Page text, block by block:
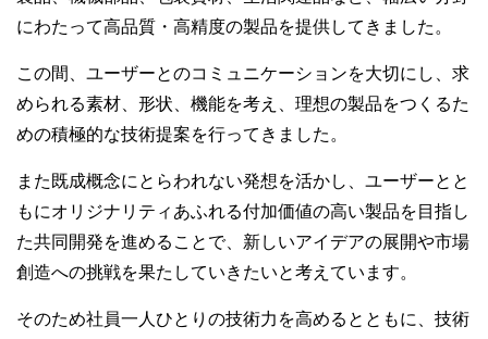
にわたって高品質・高精度の製品を提供してきました。
この間、ユーザーとのコミュニケーションを大切にし、求
められる素材、形状、機能を考え、理想の製品をつくるた
めの積極的な技術提案を行ってきました。
また既成概念にとらわれない発想を活かし、ユーザーとと
もにオリジナリティあふれる付加価値の高い製品を目指し
た共同開発を進めることで、新しいアイデアの展開や市場
創造への挑戦を果たしていきたいと考えています。
そのため社員一人ひとりの技術力を高めるとともに、技術